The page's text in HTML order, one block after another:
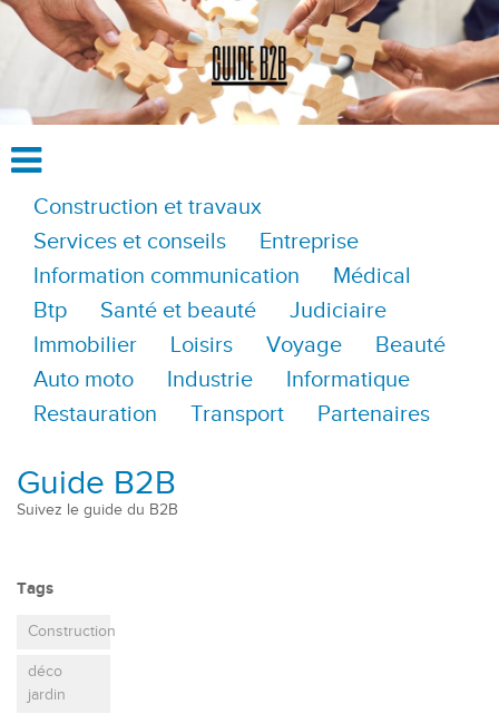
Construction et travaux
Services et conseils
Entreprise
Information communication
Médical
Btp
Santé et beauté
Judiciaire
Immobilier
Loisirs Voyage
Beauté
Auto moto
Industrie
Informatique
Restauration
Transport Partenaires
Guide B2B
Suivez le guide du B2B
Tags
Construction
déco
jardin